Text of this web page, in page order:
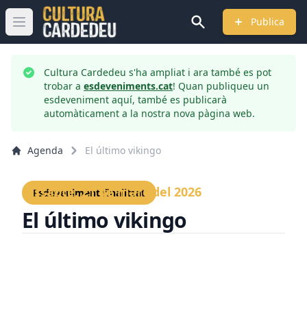
Obrir menú principal Publica
Cultura Cardedeu s'ha ampliat i ara també es pot
trobar a esdeveniments.cat! Quan publiqueu un
esdeveniment aquí, també es publicarà
automàticament a la nostra nova pàgina web.
Agenda El último vikingo
Esdeveniment finalitzat
Dissabte, 21 de març del 2026
El último vikingo